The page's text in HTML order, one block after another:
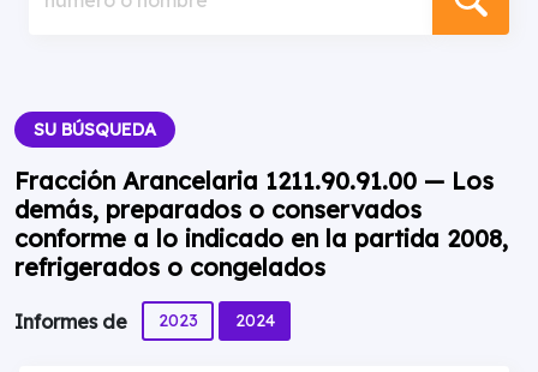
SU BÚSQUEDA
Fracción Arancelaria 1211.90.91.00 — Los
demás, preparados o conservados
conforme a lo indicado en la partida 2008,
refrigerados o congelados
Informes de 2023 2024